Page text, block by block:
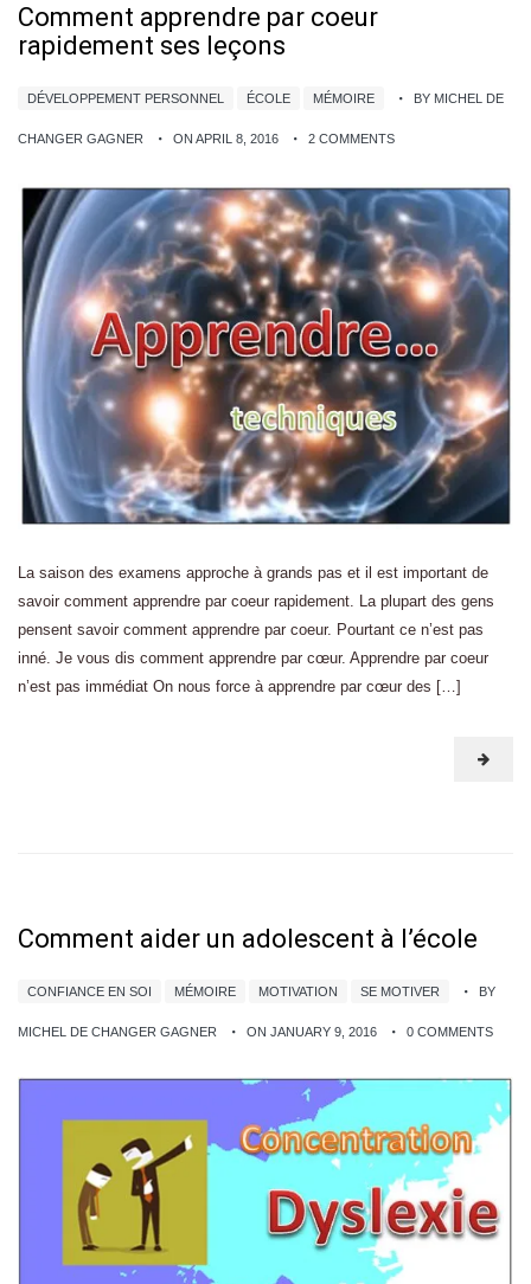
Comment apprendre par coeur
rapidement ses leçons
DÉVELOPPEMENT PERSONNEL ÉCOLE MÉMOIRE BY MICHEL DE
CHANGER GAGNER ON APRIL 8, 2016 2 COMMENTS
La saison des examens approche à grands pas et il est important de
savoir comment apprendre par coeur rapidement. La plupart des gens
pensent savoir comment apprendre par coeur. Pourtant ce n’est pas
inné. Je vous dis comment apprendre par cœur. Apprendre par coeur
n’est pas immédiat On nous force à apprendre par cœur des […]
Comment aider un adolescent à l’école
CONFIANCE EN SOI MÉMOIRE MOTIVATION SE MOTIVER BY
MICHEL DE CHANGER GAGNER ON JANUARY 9, 2016 0 COMMENTS